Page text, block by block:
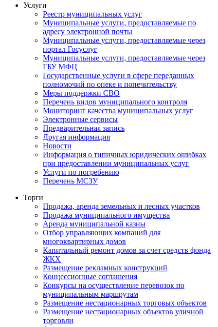
Услуги
Реестр муниципальных услуг
Муниципальные услуги, предоставляемые по
адресу электронной почты
Муниципальные услуги, предоставляемые через
портал Госуслуг
Муниципальные услуги, предоставляемые через
ГБУ МФЦ
Государственные услуги в сфере переданных
полномочий по опеке и попечительству
Меры поддержки СВО
Перечень видов муниципального контроля
Мониторинг качества муниципальных услуг
Электронные сервисы
Предварительная запись
Другая информация
Новости
Информация о типичных юридических ошибках
при предоставлении муниципальных услуг
Услуги по погребению
Перечень МСЗУ
Торги
Продажа, аренда земельных и лесных участков
Продажа муниципального имущества
Аренда муниципальной казны
Отбор управляющих компаний для
многоквартирных домов
Капитальный ремонт домов за счет средств фонда
ЖКХ
Размещение рекламных конструкций
Концессионные соглашения
Конкурсы на осуществление перевозок по
муниципальным маршрутам
Размещение нестационарных торговых объектов
Размещение нестационарных объектов уличной
торговли